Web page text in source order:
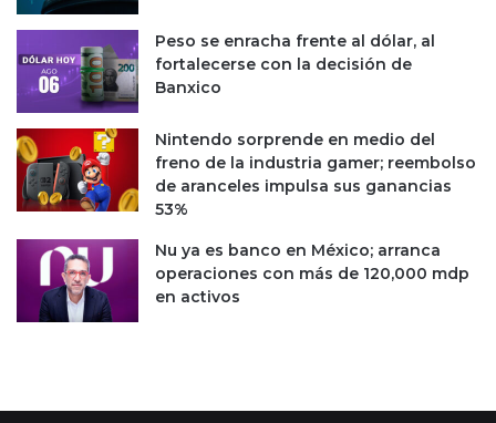
Peso se enracha frente al dólar, al
fortalecerse con la decisión de
Banxico
Nintendo sorprende en medio del
freno de la industria gamer; reembolso
de aranceles impulsa sus ganancias
53%
Nu ya es banco en México; arranca
operaciones con más de 120,000 mdp
en activos